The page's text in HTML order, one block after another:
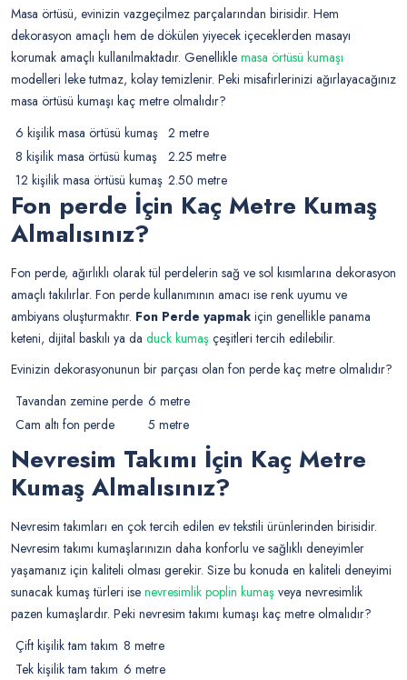
Masa örtüsü, evinizin vazgeçilmez parçalarından birisidir. Hem
dekorasyon amaçlı hem de dökülen yiyecek içeceklerden masayı
korumak amaçlı kullanılmaktadır. Genellikle masa örtüsü kumaşı
modelleri leke tutmaz, kolay temizlenir. Peki misafirlerinizi ağırlayacağınız
masa örtüsü kumaşı kaç metre olmalıdır?
6 kişilik masa örtüsü kumaş 2 metre
8 kişilik masa örtüsü kumaş 2.25 metre
12 kişilik masa örtüsü kumaş 2.50 metre
Fon perde İçin Kaç Metre Kumaş
Almalısınız?
Fon perde, ağırlıklı olarak tül perdelerin sağ ve sol kısımlarına dekorasyon
amaçlı takılırlar. Fon perde kullanımının amacı ise renk uyumu ve
ambiyans oluşturmaktır. Fon Perde yapmak için genellikle panama
keteni, dijital baskılı ya da duck kumaş çeşitleri tercih edilebilir.
Evinizin dekorasyonunun bir parçası olan fon perde kaç metre olmalıdır?
Tavandan zemine perde 6 metre
Cam altı fon perde
5 metre
Nevresim Takımı İçin Kaç Metre
Kumaş Almalısınız?
Nevresim takımları en çok tercih edilen ev tekstili ürünlerinden birisidir.
Nevresim takımı kumaşlarınızın daha konforlu ve sağlıklı deneyimler
yaşamanız için kaliteli olması gerekir. Size bu konuda en kaliteli deneyimi
sunacak kumaş türleri ise nevresimlik poplin kumaş veya nevresimlik
pazen kumaşlardır. Peki nevresim takımı kumaşı kaç metre olmalıdır?
Çift kişilik tam takım 8 metre
Tek kişilik tam takım 6 metre